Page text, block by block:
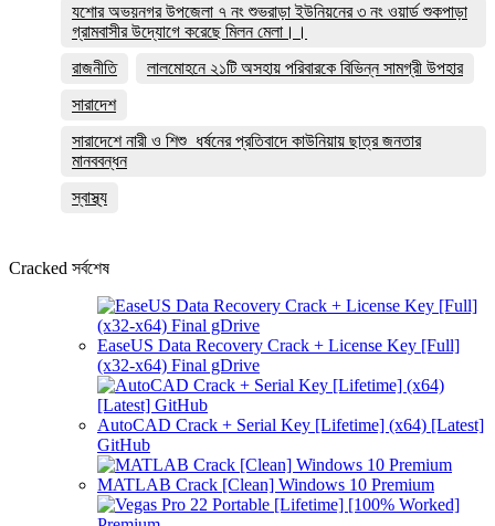
যশোর অভয়নগর উপজেলা ৭ নং শুভরাড়া ইউনিয়নের ৩ নং ওয়ার্ড শুকপাড়া
গ্রামবাসীর উদ্যোগে করেছে মিলন মেলা।।
রাজনীতি
লালমোহনে ২১টি অসহায় পরিবারকে বিভিন্ন সামগ্রী উপহার
সারাদেশ
সারাদেশে নারী ও শিশু ধর্ষনের প্রতিবাদে কাউনিয়ায় ছাত্র জনতার
মানববন্ধন
স্বাস্থ্য
Cracked সর্বশেষ
EaseUS Data Recovery Crack + License Key [Full]
(x32-x64) Final gDrive
AutoCAD Crack + Serial Key [Lifetime] (x64) [Latest]
GitHub
MATLAB Crack [Clean] Windows 10 Premium